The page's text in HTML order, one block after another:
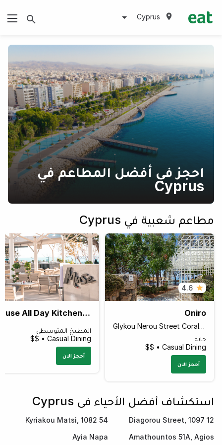
Cyprus
احجز في أفضل المطاعم في
Cyprus
مطاعم شعبية في Cyprus
4.6
Oniro
Glykou Nerou Street Coral Bay/Sea Caves, Peyia 8560 Cyprus
حانة
Casual Dining • $$
أحجز الان
Muse All Day Kitchen Bar
المطبخ المتوسطي
Casual Dining • $$
أحجز الان
استكشاف أفضل الأحياء في Cyprus
12 Diagorou Street, 1097
54 Kyriakou Matsi, 1082
Amathountos 51A, Agios
Ayia Napa